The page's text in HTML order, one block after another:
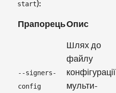
start):
ПрапорецьОпис
--signers-
config
Шлях до
файлу
конфігурації
мульти-